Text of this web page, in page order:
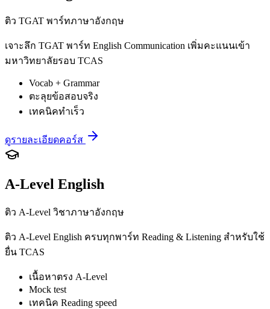
ติว TGAT พาร์ทภาษาอังกฤษ
เจาะลึก TGAT พาร์ท English Communication เพิ่มคะแนนเข้า
มหาวิทยาลัยรอบ TCAS
Vocab + Grammar
ตะลุยข้อสอบจริง
เทคนิคทำเร็ว
ดูรายละเอียดคอร์ส
A-Level English
ติว A-Level วิชาภาษาอังกฤษ
ติว A-Level English ครบทุกพาร์ท Reading & Listening สำหรับใช้
ยื่น TCAS
เนื้อหาตรง A-Level
Mock test
เทคนิค Reading speed